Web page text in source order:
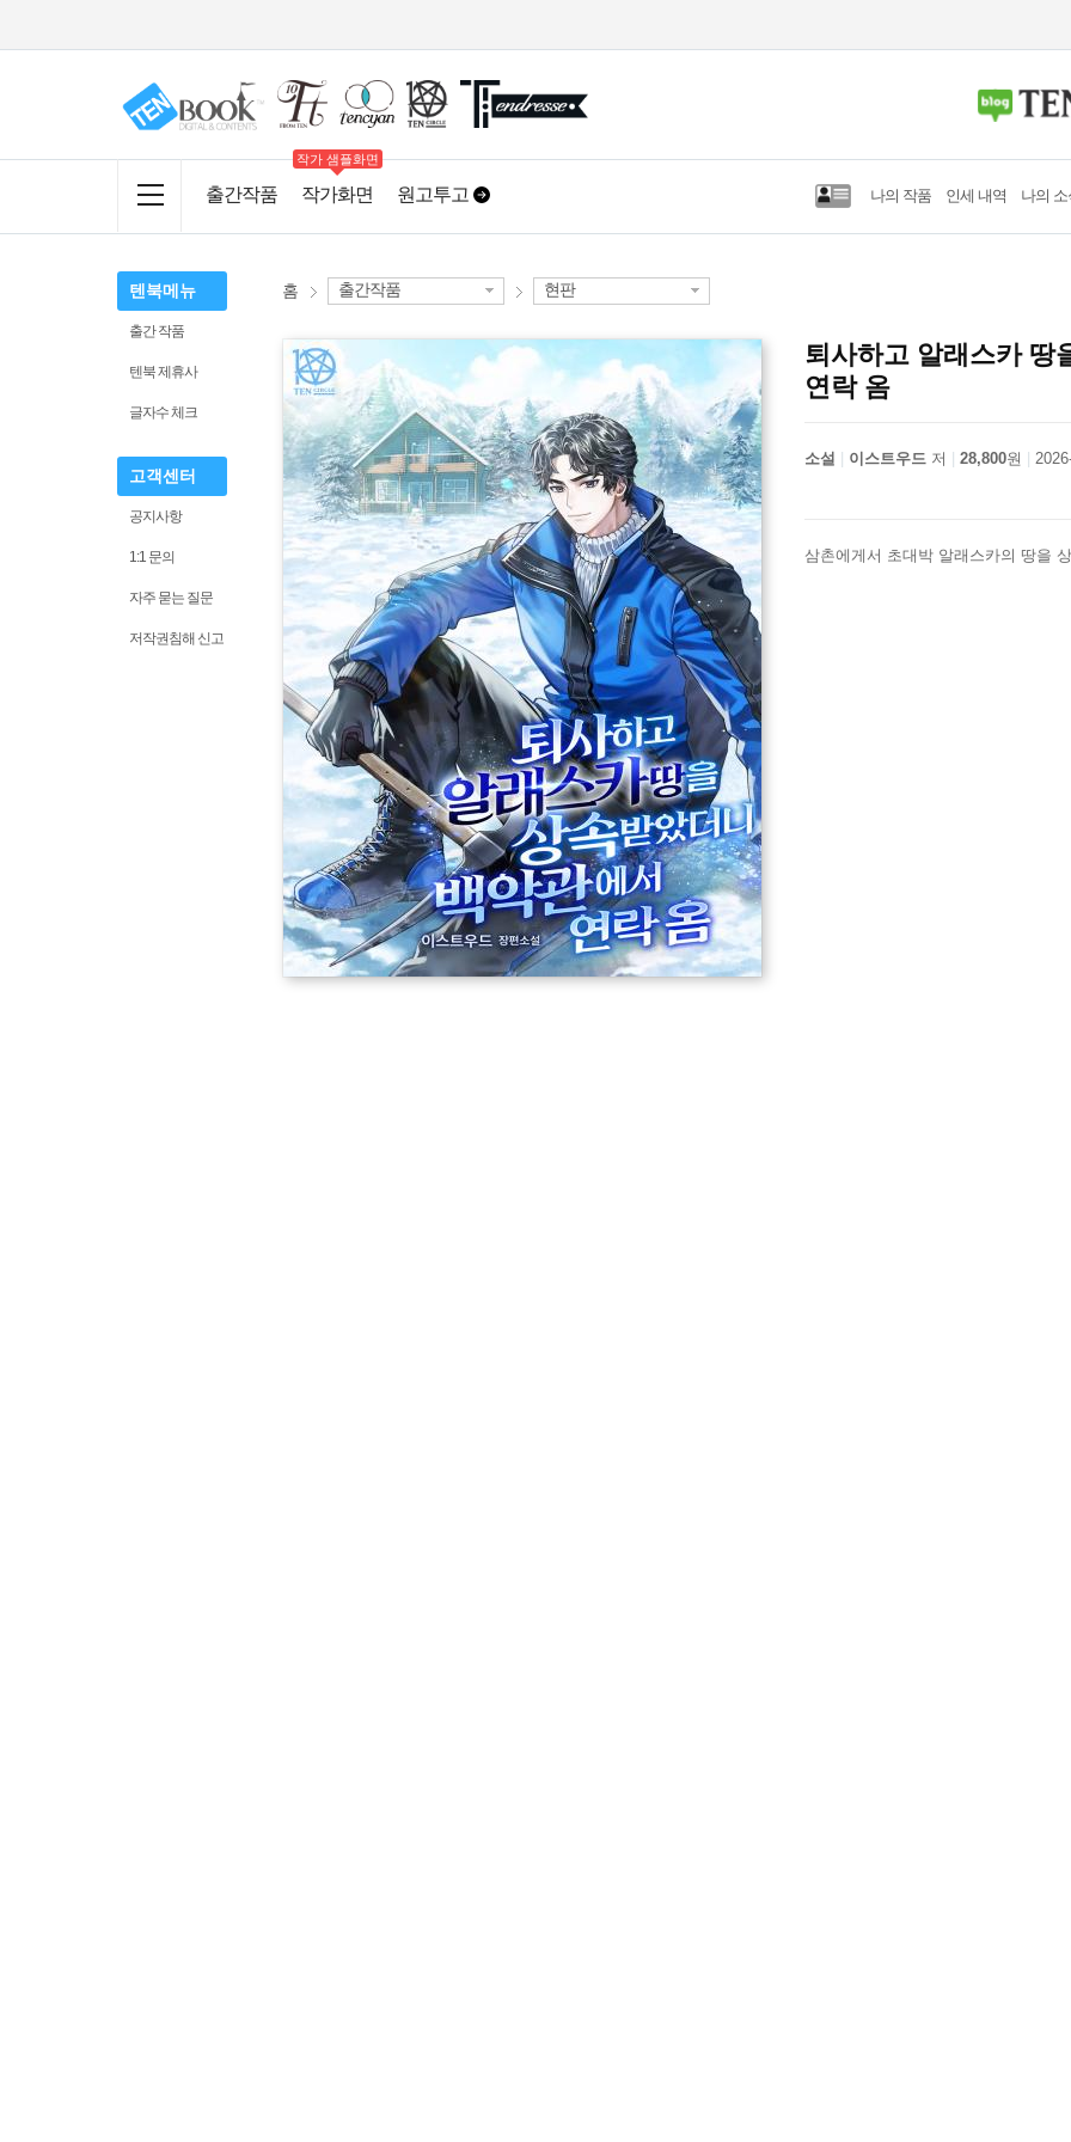
작가 샘플화면
출간작품 작가화면 원고투고 나의 작품 인세 내역 나의 소
텐북메뉴
출간 작품
텐북 제휴사
글자수 체크
고객센터
공지사항
1:1 문의
자주 묻는 질문
저작권침해 신고
홈 출간작품 현판
퇴사하고 알래스카 땅
연락 옴
소설 이스트우드 저 28,800원
삼촌에게서 초대박 알래스카의 땅을